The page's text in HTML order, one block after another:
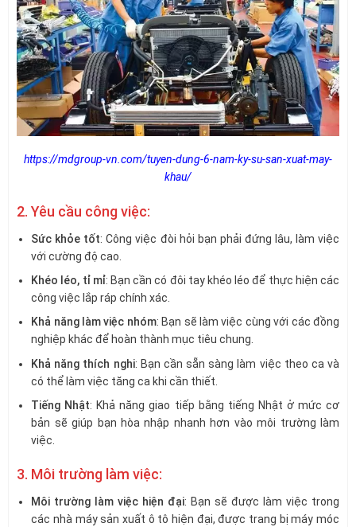
https://mdgroup-vn.com/tuyen-dung-6-nam-ky-su-san-xuat-may-
khau/
2. Yêu cầu công việc:
Sức khỏe tốt: Công việc đòi hỏi bạn phải đứng lâu, làm việc
với cường độ cao.
Khéo léo, tỉ mỉ: Bạn cần có đôi tay khéo léo để thực hiện các
công việc lắp ráp chính xác.
Khả năng làm việc nhóm: Bạn sẽ làm việc cùng với các đồng
nghiệp khác để hoàn thành mục tiêu chung.
Khả năng thích nghi: Bạn cần sẵn sàng làm việc theo ca và
có thể làm việc tăng ca khi cần thiết.
Tiếng Nhật: Khả năng giao tiếp bằng tiếng Nhật ở mức cơ
bản sẽ giúp bạn hòa nhập nhanh hơn vào môi trường làm
việc.
3. Môi trường làm việc:
Môi trường làm việc hiện đại: Bạn sẽ được làm việc trong
các nhà máy sản xuất ô tô hiện đại, được trang bị máy móc